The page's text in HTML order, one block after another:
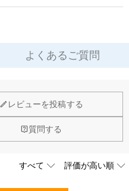
よくあるご質問
レビューを投稿する
質問する